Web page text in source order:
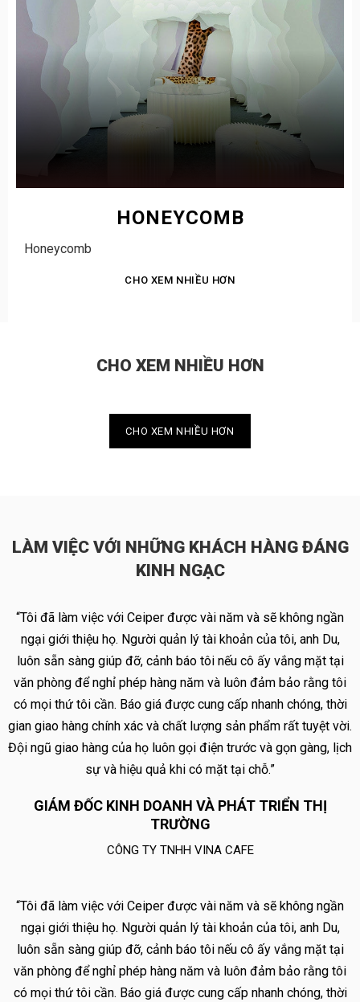
HONEYCOMB
Honeycomb
CHO XEM NHIỀU HƠN
CHO XEM NHIỀU HƠN
CHO XEM NHIỀU HƠN
LÀM VIỆC VỚI NHỮNG KHÁCH HÀNG ĐÁNG
KINH NGẠC
“Tôi đã làm việc với Ceiper được vài năm và sẽ không ngần
ngại giới thiệu họ. Người quản lý tài khoản của tôi, anh Du,
luôn sẵn sàng giúp đỡ, cảnh báo tôi nếu cô ấy vắng mặt tại
văn phòng để nghỉ phép hàng năm và luôn đảm bảo rằng tôi
có mọi thứ tôi cần. Báo giá được cung cấp nhanh chóng, thời
gian giao hàng chính xác và chất lượng sản phẩm rất tuyệt vời.
Đội ngũ giao hàng của họ luôn gọi điện trước và gọn gàng, lịch
sự và hiệu quả khi có mặt tại chỗ.”
GIÁM ĐỐC KINH DOANH VÀ PHÁT TRIỂN THỊ
TRƯỜNG
CÔNG TY TNHH VINA CAFE
“Tôi đã làm việc với Ceiper được vài năm và sẽ không ngần
ngại giới thiệu họ. Người quản lý tài khoản của tôi, anh Du,
luôn sẵn sàng giúp đỡ, cảnh báo tôi nếu cô ấy vắng mặt tại
văn phòng để nghỉ phép hàng năm và luôn đảm bảo rằng tôi
có mọi thứ tôi cần. Báo giá được cung cấp nhanh chóng, thời